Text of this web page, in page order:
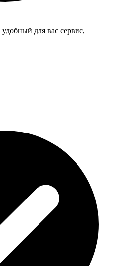
для вас сервис,